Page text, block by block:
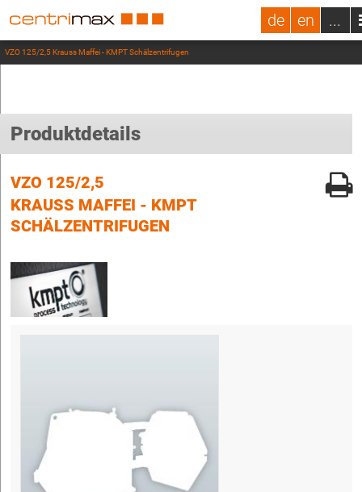
de en ...
VZO 125/2,5 Krauss Maffei - KMPT Schälzentrifugen
Produktdetails
VZO 125/2,5
KRAUSS MAFFEI - KMPT
SCHÄLZENTRIFUGEN